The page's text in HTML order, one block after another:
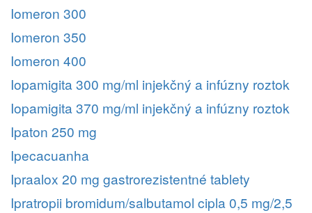
Iomeron 300
Iomeron 350
Iomeron 400
Iopamigita 300 mg/ml injekčný a infúzny roztok
Iopamigita 370 mg/ml injekčný a infúzny roztok
Ipaton 250 mg
Ipecacuanha
Ipraalox 20 mg gastrorezistentné tablety
Ipratropii bromidum/salbutamol cipla 0,5 mg/2,5